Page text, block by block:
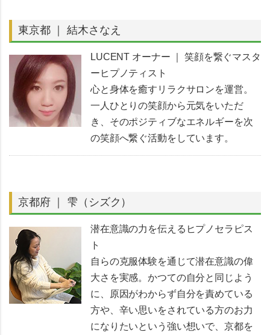
東京都 ｜ 結木さなえ
LUCENT オーナー ｜ 笑顔を繋ぐマスタ
ーヒプノティスト
心と身体を癒すリラクサロンを運営。
一人ひとりの笑顔から元気をいただ
き、そのポジティブなエネルギーを次
の笑顔へ繋ぐ活動をしています。
京都府 ｜ 雫（シズク）
潜在意識の力を伝えるヒプノセラピス
ト
自らの克服体験を通じて潜在意識の偉
大さを実感。かつての自分と同じよう
に、原因がわからず自分を責めている
方や、辛い思いをされている方のお力
になりたいという強い想いで、京都を